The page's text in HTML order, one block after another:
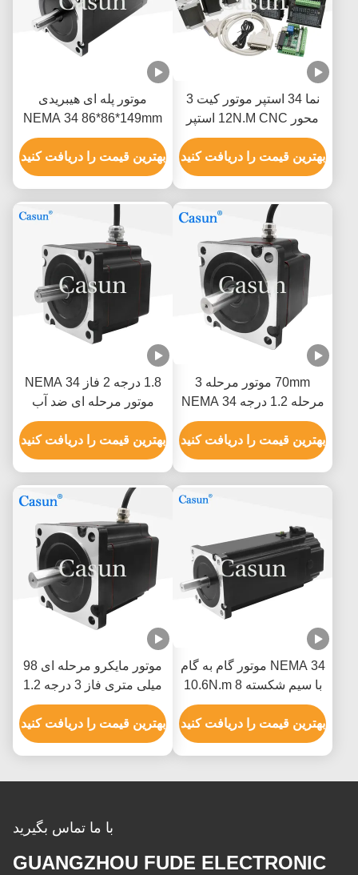
نما 34 استپر موتور کیت 3
محور 12N.M CNC استپر
موتور با وضوح بالا
بهترین قیمت را دریافت کنید
موتور پله ای هیبریدی
NEMA 34 86*86*149mm
12N.m با دستگاه برش
لیزری
بهترین قیمت را دریافت کنید
70mm موتور مرحله 3
مرحله 1.2 درجه NEMA 34
2.0N.M 2.5A
بهترین قیمت را دریافت کنید
1.8 درجه 2 فاز NEMA 34
موتور مرحله ای ضد آب
76mm بدن 5.2N.m
بهترین قیمت را دریافت کنید
NEMA 34 موتور گام به گام
با سیم شکسته 10.6N.m 8
برای ماشین آلات نساجی
بهترین قیمت را دریافت کنید
موتور مایکرو مرحله ای 98
میلی متری فاز 3 درجه 1.2
NEMA 34 2.0N.M 2.5A
بهترین قیمت را دریافت کنید
با ما تماس بگیرید
GUANGZHOU FUDE ELECTRONIC